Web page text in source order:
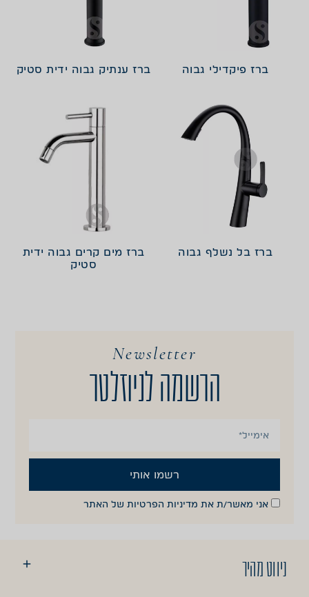
ברז פיקדילי גבוה ברז ענתיק גבוה ידית סטיק
ברז בל נשלף גבוה
ברז מים קרים גבוה ידית
סטיק
Newsletter
הרשמה לניוזלטר
אני מאשר/ת את מדיניות הפרטיות של האתר
רשמו אותי
ניווט מהיר